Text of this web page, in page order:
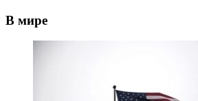
В мире